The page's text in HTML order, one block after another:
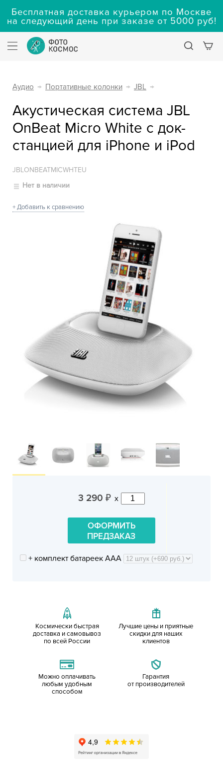
Бесплатная доставка курьером по Москве
на следующий день при заказе от 5000 руб!
Аудио → Портативные колонки → JBL →
Акустическая система JBL
OnBeat Micro White с док-
станцией для iPhone и iPod
JBLONBEATMICWHTEU
Нет в наличии
+ Добавить к сравнению
3 290 ₽ x
ОФОРМИТЬ
ПРЕДЗАКАЗ
+ комплект батареек AAA
Космически быстрая
доставка и самовывоз
по всей России
Лучшие цены и приятные
скидки для наших
клиентов
Можно оплачивать
любым удобным
способом
Гарантия
от производителей